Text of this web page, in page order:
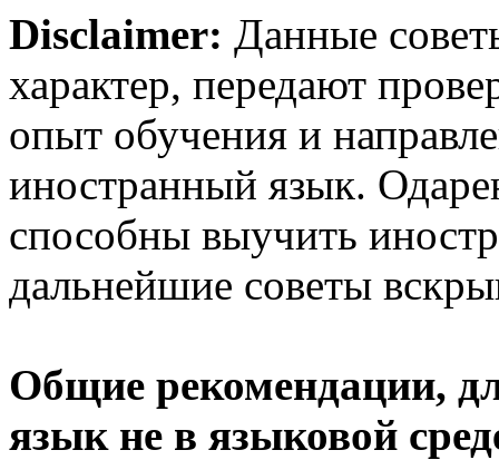
Disclaimer: Данные
характер, передают
опыт обучения и
иностранный язык.
способны выучить
дальнейшие советы
Общие рекомендации,
язык не в языковой